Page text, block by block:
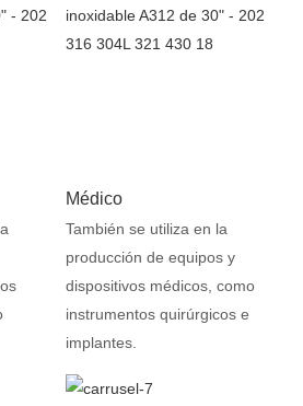
Médico
También se utiliza en la
producción de equipos y
dispositivos médicos, como
instrumentos quirúrgicos e
implantes.